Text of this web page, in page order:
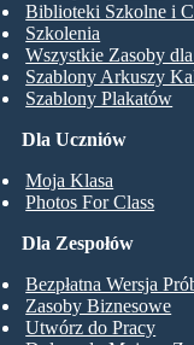
Dla Uczniów
Moja Klasa
Photos For Class
Biblioteki Szkolne i
Szkolenia
Wszystkie Zasoby
Szablony Arkuszy
Szablony Plakatów
Dla Zespołów
Bezpłatna Wersja
Zasoby Biznesowe
Utwórz do Pracy